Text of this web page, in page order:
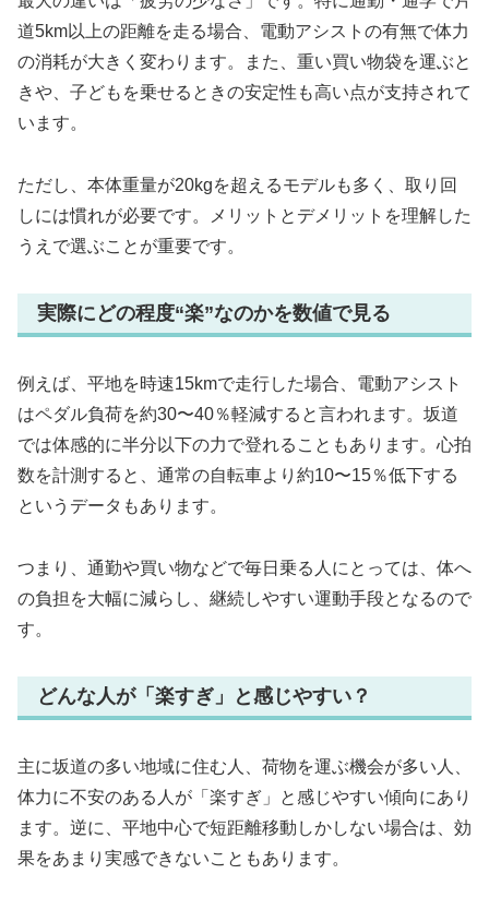
道5km以上の距離を走る場合、電動アシストの有無で体力
の消耗が大きく変わります。また、重い買い物袋を運ぶと
きや、子どもを乗せるときの安定性も高い点が支持されて
います。
ただし、本体重量が20kgを超えるモデルも多く、取り回
しには慣れが必要です。メリットとデメリットを理解した
うえで選ぶことが重要です。
実際にどの程度“楽”なのかを数値で見る
例えば、平地を時速15kmで走行した場合、電動アシスト
はペダル負荷を約30〜40％軽減すると言われます。坂道
では体感的に半分以下の力で登れることもあります。心拍
数を計測すると、通常の自転車より約10〜15％低下する
というデータもあります。
つまり、通勤や買い物などで毎日乗る人にとっては、体へ
の負担を大幅に減らし、継続しやすい運動手段となるので
す。
どんな人が「楽すぎ」と感じやすい？
主に坂道の多い地域に住む人、荷物を運ぶ機会が多い人、
体力に不安のある人が「楽すぎ」と感じやすい傾向にあり
ます。逆に、平地中心で短距離移動しかしない場合は、効
果をあまり実感できないこともあります。